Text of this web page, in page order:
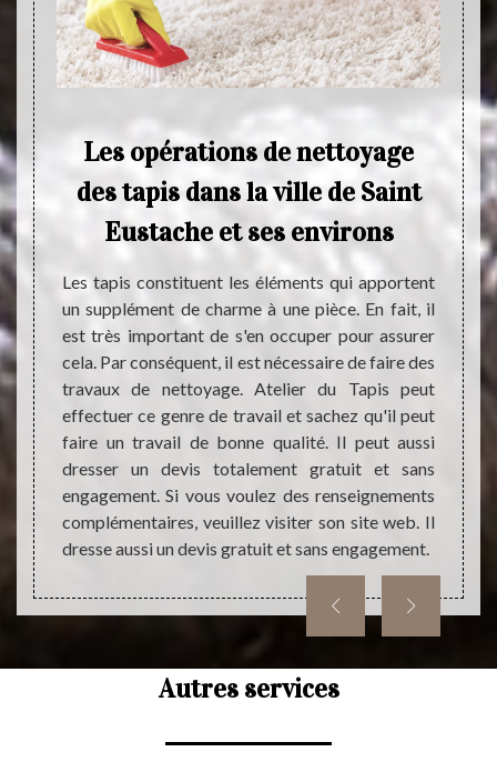
de
le
de
la
frais
fait,
un
Les opérations de nettoyage
des tapis dans la ville de Saint
Eustache et ses environs
Les tapis constituent les éléments qui apportent
un supplément de charme à une pièce. En fait, il
est très important de s'en occuper pour assurer
cela. Par conséquent, il est nécessaire de faire des
travaux de nettoyage. Atelier du Tapis peut
effectuer ce genre de travail et sachez qu'il peut
faire un travail de bonne qualité. Il peut aussi
dresser un devis totalement gratuit et sans
engagement. Si vous voulez des renseignements
complémentaires, veuillez visiter son site web. Il
dresse aussi un devis gratuit et sans engagement.
Le
Il
pour
tapis
Autres services